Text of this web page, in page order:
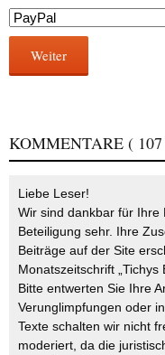
Weiter
KOMMENTARE (
Liebe Leser!
Wir sind dankbar für Ihre
Beteiligung sehr. Ihre
Beiträge auf der Site
Monatszeitschrift „Tichys
Bitte entwerten Sie Ihre
Verunglimpfungen oder
Texte schalten wir nicht
moderiert, da die